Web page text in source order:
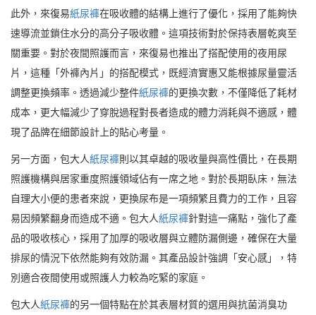
此外，來復易紙尿褲在吸收體的結構上進行了優化，採用了能夠快
速導流並鎖住水分的高分子吸收體。這項技術對於保持表層乾爽至
關重要。對於夜間照護而言，來復易也推出了搭配使用的夜用尿
片，這種「外褲內片」的搭配模式，既經濟實惠又能根據尿量靈活
調整更換頻率。透過減少整件紙尿褲的更換次數，不僅降低了耗材
成本，更大幅減少了穿脫過程對長者造成的體力消耗與不適感，體
現了品牌在細節設計上的貼心考量。
另一方面，包大人紙尿褲則以其卓越的吸收量與高性價比，在長期
照護機構與居家重度照護領域佔有一席之地。對於長期臥床，無法
自理大小便的患者來說，更換尿布是一項頻繁且費力的工作，且容
易因頻繁翻身而造成不適。包大人紙尿褲針對這一痛點，強化了產
品的吸收核心，採用了加厚的吸收層與立體防漏側邊，確保在大量
排尿的情況下依然能夠有效防漏。其產品設計強調「安心感」，特
別適合夜間使用或照護人力較為吃緊的家庭。
包大人紙尿褲的另一個特點在於其表層材質的選用與抗菌消臭功